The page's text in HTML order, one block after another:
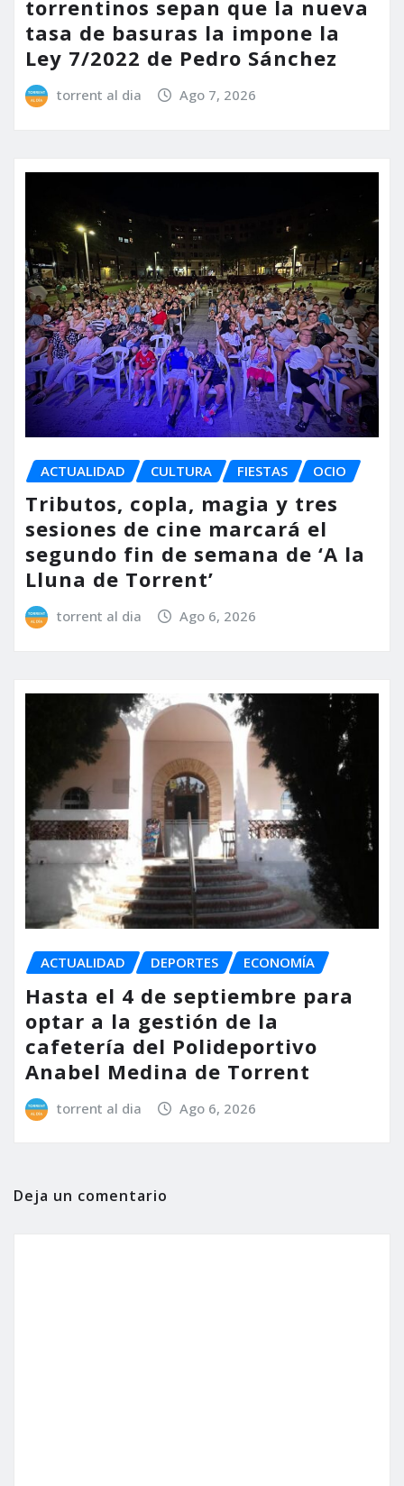
torrentinos sepan que la nueva
tasa de basuras la impone la
Ley 7/2022 de Pedro Sánchez
torrent al dia Ago 7, 2026
ACTUALIDAD CULTURA FIESTAS OCIO
Tributos, copla, magia y tres
sesiones de cine marcará el
segundo fin de semana de ‘A la
Lluna de Torrent’
torrent al dia Ago 6, 2026
ACTUALIDAD DEPORTES ECONOMÍA
Hasta el 4 de septiembre para
optar a la gestión de la
cafetería del Polideportivo
Anabel Medina de Torrent
torrent al dia Ago 6, 2026
Deja un comentario